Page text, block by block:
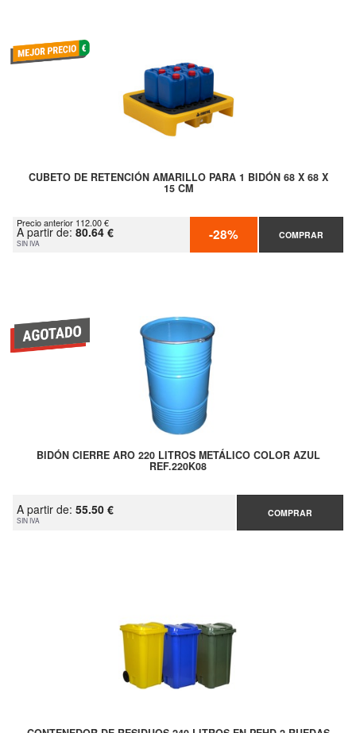
CUBETO DE RETENCIÓN AMARILLO PARA 1 BIDÓN 68 X 68 X
15 CM
Precio anterior 112.00 €
A partir de: 80.64 €
SIN IVA -28% COMPRAR
BIDÓN CIERRE ARO 220 LITROS METÁLICO COLOR AZUL
REF.220K08
A partir de: 55.50 €
SIN IVA
COMPRAR